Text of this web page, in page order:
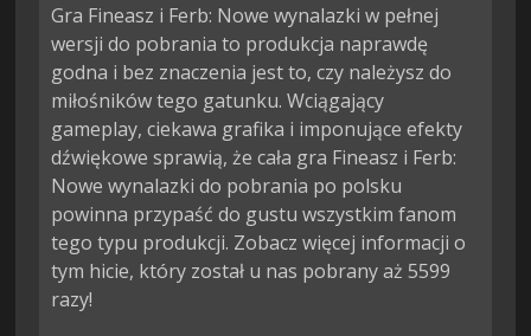
Gra Fineasz i Ferb: Nowe wynalazki w pełnej
wersji do pobrania to produkcja naprawdę
godna i bez znaczenia jest to, czy należysz do
miłośników tego gatunku. Wciągający
gameplay, ciekawa grafika i imponujące efekty
dźwiękowe sprawią, że cała gra Fineasz i Ferb:
Nowe wynalazki do pobrania po polsku
powinna przypaść do gustu wszystkim fanom
tego typu produkcji. Zobacz więcej informacji o
tym hicie, który został u nas pobrany aż 5599
razy!